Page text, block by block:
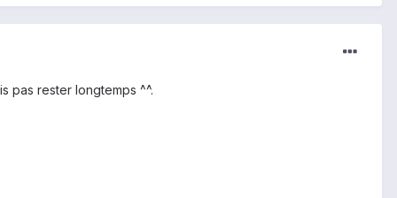
pas rester longtemps ^^.